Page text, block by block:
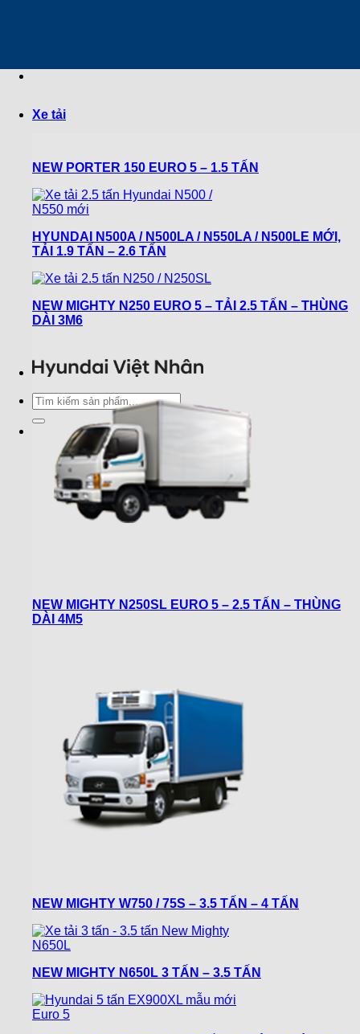
Tìm
kiếm:
Xe tải
NEW PORTER 150 EURO 5 – 1.5 TẤN
HYUNDAI N500A / N500LA / N550LA / N500LE MỚI,
TẢI 1.9 TẤN – 2.6 TẤN
NEW MIGHTY N250 EURO 5 – TẢI 2.5 TẤN – THÙNG
DÀI 3M6
NEW MIGHTY N250SL EURO 5 – 2.5 TẤN – THÙNG
DÀI 4M5
NEW MIGHTY W750 / 75S – 3.5 TẤN – 4 TẤN
NEW MIGHTY N650L 3 TẤN – 3.5 TẤN